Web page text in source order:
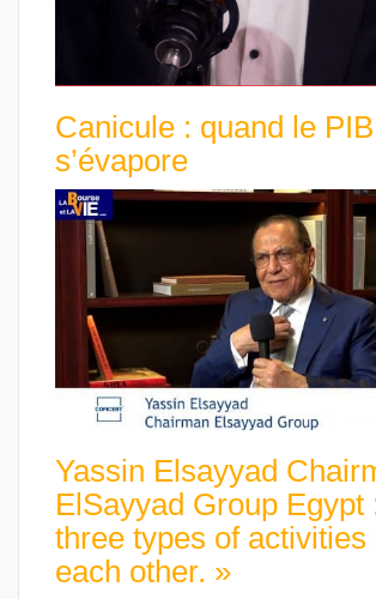
Canicule : quand le PIB
s’évapore
Yassin Elsayyad
ElSayyad Group Egypt
three types of activities
each other. »